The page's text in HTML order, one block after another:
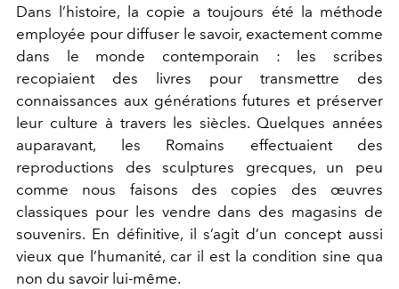
Dans l’histoire, la copie a toujours été la méthode
employée pour diffuser le savoir, exactement comme
dans le monde contemporain : les scribes
recopiaient des livres pour transmettre des
connaissances aux générations futures et préserver
leur culture à travers les siècles. Quelques années
auparavant, les Romains effectuaient des
reproductions des sculptures grecques, un peu
comme nous faisons des copies des œuvres
classiques pour les vendre dans des magasins de
souvenirs. En définitive, il s’agit d’un concept aussi
vieux que l’humanité, car il est la condition sine qua
non du savoir lui-même.